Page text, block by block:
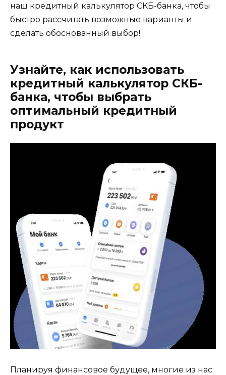
наш кредитный калькулятор СКБ-банка, чтобы
быстро рассчитать возможные варианты и
сделать обоснованный выбор!
Узнайте, как использовать
кредитный калькулятор СКБ-
банка, чтобы выбрать
оптимальный кредитный
продукт
Планируя финансовое будущее, многие из нас